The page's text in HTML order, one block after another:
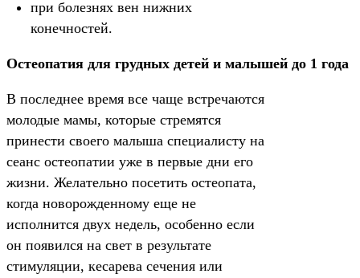
при болезнях вен нижних
конечностей.
Остеопатия для грудных детей и малышей до 1 года
В последнее время все чаще встречаются
молодые мамы, которые стремятся
принести своего малыша специалисту на
сеанс остеопатии уже в первые дни его
жизни. Желательно посетить остеопата,
когда новорожденному еще не
исполнится двух недель, особенно если
он появился на свет в результате
стимуляции, кесарева сечения или